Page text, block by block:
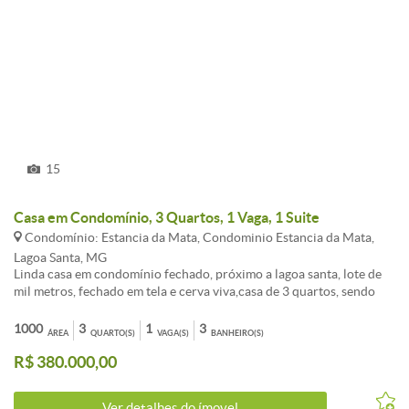
15
Casa em Condomínio, 3 Quartos, 1 Vaga, 1 Suite
Condomínio: Estancia da Mata, Condominio Estancia da Mata,
Lagoa Santa, MG
Linda casa em condomínio fechado, próximo a lagoa santa, lote de
mil metros, fechado em tela e cerva viva,casa de 3 quartos, sendo
quintal todo gramado. Ótimas condição de compra, aceita carro
como parte de pagamentoe financiamento.
ÁREA
1000 QUARTO(S)
3 VAGA(S)
1 BANHEIRO(S)
3
R$ 380.000,00